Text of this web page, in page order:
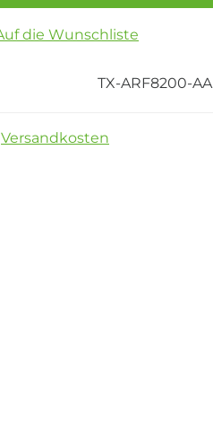
die Wunschliste
TX-ARF8200-AA
Versandkosten